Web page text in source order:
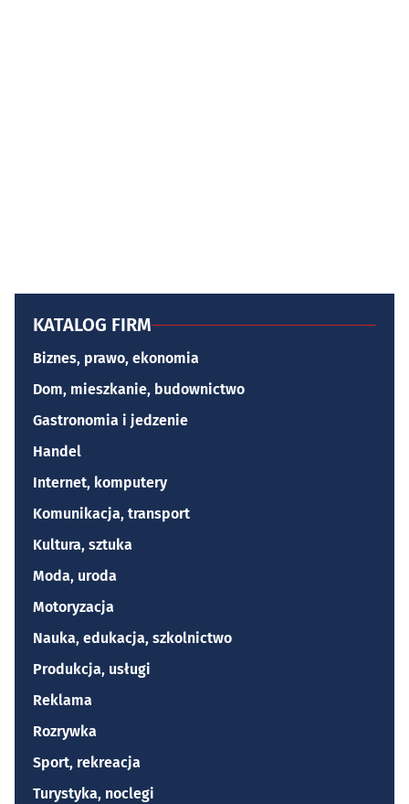
KATALOG FIRM
Biznes, prawo, ekonomia
Dom, mieszkanie, budownictwo
Gastronomia i jedzenie
Handel
Internet, komputery
Komunikacja, transport
Kultura, sztuka
Moda, uroda
Motoryzacja
Nauka, edukacja, szkolnictwo
Produkcja, usługi
Reklama
Rozrywka
Sport, rekreacja
Turystyka, noclegi